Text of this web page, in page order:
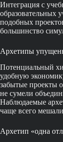
Интеграция с
образовательных
подобных
большинство
Архетипы
Потенциальный
удобную
забытые проекты
не сумели
Наблюдаемые
чаще всего мешали
Архетип «одна